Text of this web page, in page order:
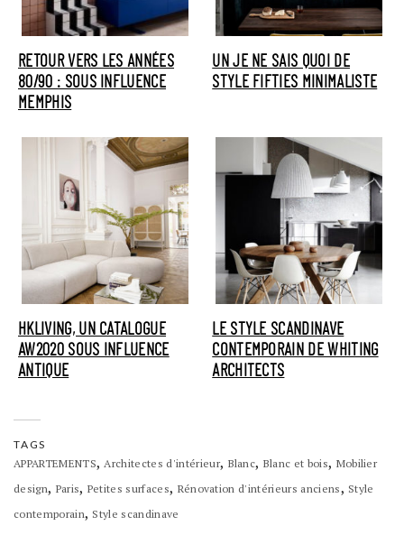
RETOUR VERS LES ANNÉES
80/90 : SOUS INFLUENCE
MEMPHIS
UN JE NE SAIS QUOI DE
STYLE FIFTIES MINIMALISTE
HKLIVING, UN CATALOGUE
AW2020 SOUS INFLUENCE
ANTIQUE
LE STYLE SCANDINAVE
CONTEMPORAIN DE WHITING
ARCHITECTS
TAGS
APPARTEMENTS,Architectes d'intérieur, Blanc, Blanc et bois, Mobilier
design, Paris, Petites surfaces, Rénovation d'intérieurs anciens, Style
contemporain, Style scandinave